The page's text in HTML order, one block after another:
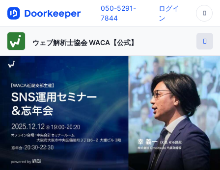
050-5291-
7844
ログイ
ン
ウェブ解析士協会 WACA【公式】